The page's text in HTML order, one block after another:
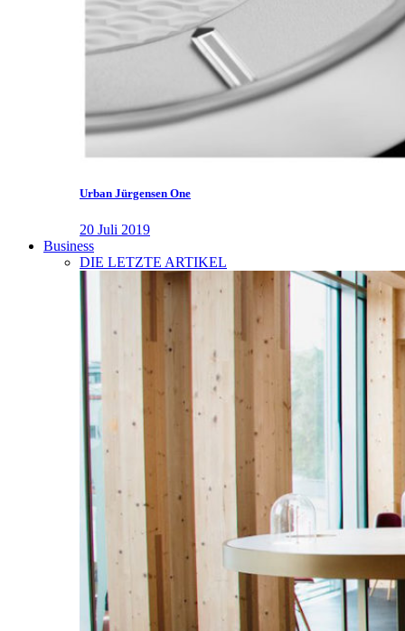
Urban Jürgensen One
20 Juli 2019
Business
DIE LETZTE ARTIKEL